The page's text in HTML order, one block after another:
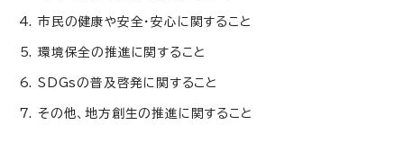
市民の健康や安全・安心に関すること
環境保全の推進に関すること
SDGsの普及啓発に関すること
その他、地方創生の推進に関すること